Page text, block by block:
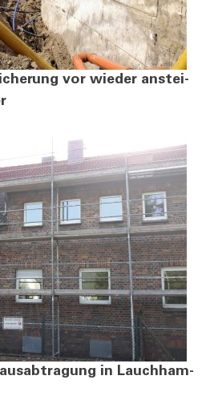
vor wie­der anstei­
in Lauch­ham­